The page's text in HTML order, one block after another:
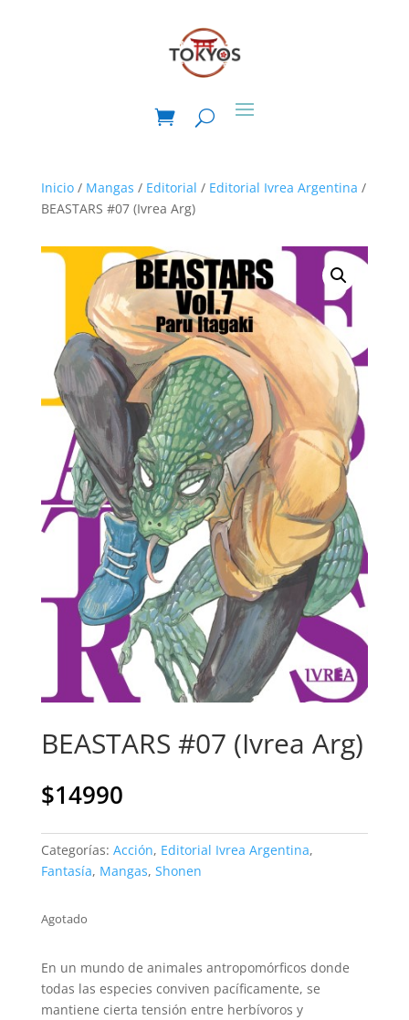
Inicio/ Mangas / Editorial / Editorial Ivrea Argentina /
BEASTARS #07 (Ivrea Arg)
BEASTARS #07 (Ivrea Arg)
$14990
Categorías: Acción, Editorial Ivrea Argentina,
Fantasía, Mangas, Shonen
Agotado
En un mundo de animales antropomórficos donde
todas las especies conviven pacíficamente, se
mantiene cierta tensión entre herbívoros y